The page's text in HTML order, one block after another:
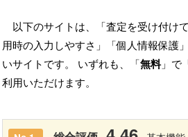
以下のサイトは、「査定を受け付け
用時の入力しやすさ」「個人情報保護
いサイトです。 いずれも、「無料」で
利用いただけます。